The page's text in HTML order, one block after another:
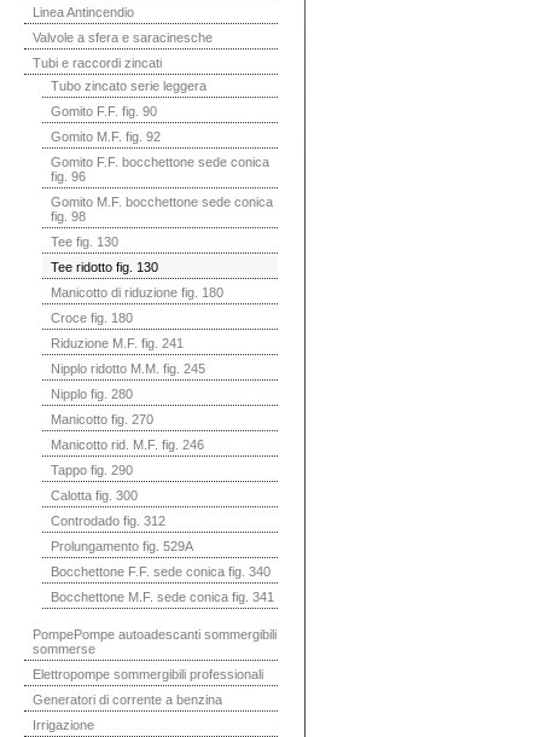
Linea Antincendio
Valvole a sfera e saracinesche
Tubi e raccordi zincati
Tubo zincato serie leggera
Gomito F.F. fig. 90
Gomito M.F. fig. 92
Gomito F.F. bocchettone sede conica
fig. 96
Gomito M.F. bocchettone sede conica
fig. 98
Tee fig. 130
Tee ridotto fig. 130
Manicotto di riduzione fig. 180
Croce fig. 180
Riduzione M.F. fig. 241
Nipplo ridotto M.M. fig. 245
Nipplo fig. 280
Manicotto fig. 270
Manicotto rid. M.F. fig. 246
Tappo fig. 290
Calotta fig. 300
Controdado fig. 312
Prolungamento fig. 529A
Bocchettone F.F. sede conica fig. 340
Bocchettone M.F. sede conica fig. 341
PompePompe autoadescanti sommergibili
sommerse
Elettropompe sommergibili professionali
Generatori di corrente a benzina
Irrigazione